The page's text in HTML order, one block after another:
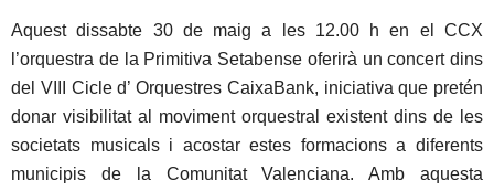
Aquest dissabte 30 de maig a les 12.00 h en el CCX
l’orquestra de la Primitiva Setabense oferirà un concert dins
del VIII Cicle d’ Orquestres CaixaBank, iniciativa que pretén
donar visibilitat al moviment orquestral existent dins de les
societats musicals i acostar estes formacions a diferents
municipis de la Comunitat Valenciana. Amb aquesta